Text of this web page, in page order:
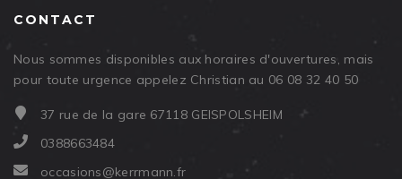
CONTACT
Nous sommes disponibles aux horaires d'ouvertures, mais
pour toute urgence appelez Christian au 06 08 32 40 50
37 rue de la gare 67118 GEISPOLSHEIM
0388663484
occasions@kerrmann.fr